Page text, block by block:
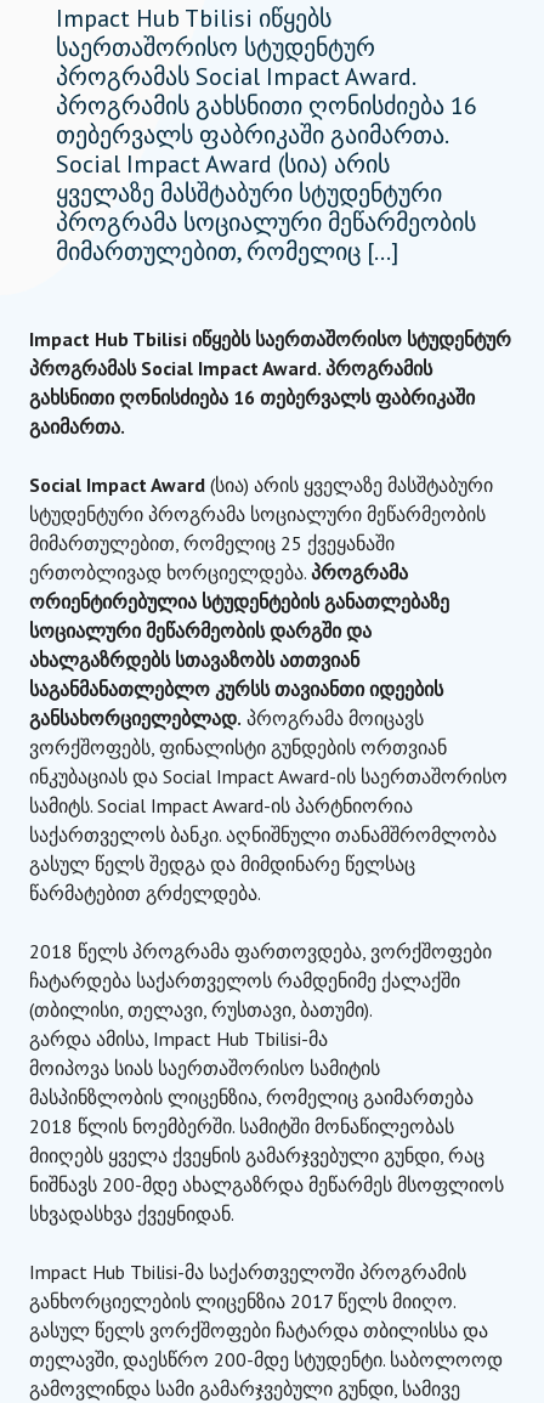
Impact Hub Tbilisi იწყებს
საერთაშორისო სტუდენტურ
პროგრამას Social Impact Award.
პროგრამის გახსნითი ღონისძიება 16
თებერვალს ფაბრიკაში გაიმართა.
Social Impact Award (სია) არის
ყველაზე მასშტაბური სტუდენტური
პროგრამა სოციალური მეწარმეობის
მიმართულებით, რომელიც […]
Impact Hub Tbilisi იწყებს საერთაშორისო სტუდენტურ
პროგრამას Social Impact Award. პროგრამის
გახსნითი ღონისძიება 16 თებერვალს ფაბრიკაში
გაიმართა.
Social Impact Award (სია) არის ყველაზე მასშტაბური
სტუდენტური პროგრამა სოციალური მეწარმეობის
მიმართულებით, რომელიც 25 ქვეყანაში
ერთობლივად ხორციელდება. პროგრამა
ორიენტირებულია სტუდენტების განათლებაზე
სოციალური მეწარმეობის დარგში და
ახალგაზრდებს სთავაზობს ათთვიან
საგანმანათლებლო კურსს თავიანთი იდეების
განსახორციელებლად. პროგრამა მოიცავს
ვორქშოფებს, ფინალისტი გუნდების ორთვიან
ინკუბაციას და Social Impact Award-ის საერთაშორისო
სამიტს. Social Impact Award-ის პარტნიორია
საქართველოს ბანკი. აღნიშნული თანამშრომლობა
გასულ წელს შედგა და მიმდინარე წელსაც
წარმატებით გრძელდება.
2018 წელს პროგრამა ფართოვდება, ვორქშოფები
ჩატარდება საქართველოს რამდენიმე ქალაქში
(თბილისი, თელავი, რუსთავი, ბათუმი).
გარდა ამისა, Impact Hub Tbilisi-მა
მოიპოვა სიას საერთაშორისო სამიტის
მასპინზლობის ლიცენზია, რომელიც გაიმართება
2018 წლის ნოემბერში. სამიტში მონაწილეობას
მიიღებს ყველა ქვეყნის გამარჯვებული გუნდი, რაც
ნიშნავს 200-მდე ახალგაზრდა მეწარმეს მსოფლიოს
სხვადასხვა ქვეყნიდან.
Impact Hub Tbilisi-მა საქართველოში პროგრამის
განხორციელების ლიცენზია 2017 წელს მიიღო.
გასულ წელს ვორქშოფები ჩატარდა თბილისსა და
თელავში, დაესწრო 200-მდე სტუდენტი. საბოლოოდ
გამოვლინდა სამი გამარჯვებული გუნდი, სამივე